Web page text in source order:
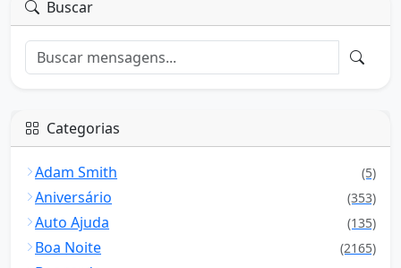
Buscar
Categorias
Adam Smith (5)
Aniversário (353)
Auto Ajuda (135)
Boa Noite (2165)